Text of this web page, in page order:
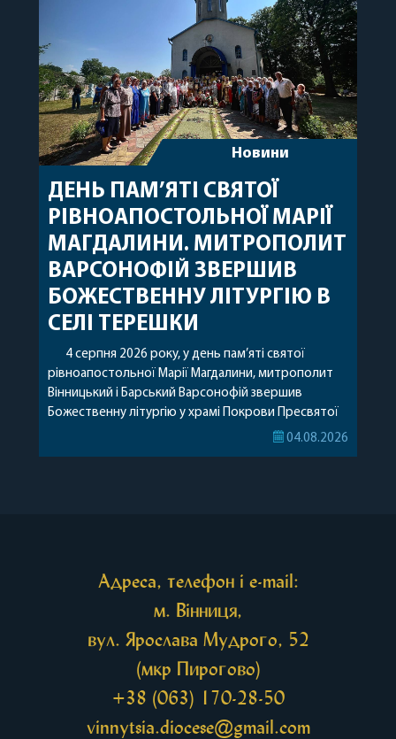
Новини
ДЕНЬ ПАМ’ЯТІ СВЯТОЇ
РІВНОАПОСТОЛЬНОЇ МАРІЇ
МАГДАЛИНИ. МИТРОПОЛИТ
ВАРСОНОФІЙ ЗВЕРШИВ
БОЖЕСТВЕННУ ЛІТУРГІЮ В
СЕЛІ ТЕРЕШКИ
4 серпня 2026 року, у день пам’яті святої
рівноапостольної Марії Магдалини, митрополит
Вінницький і Барський Варсонофій звершив
Божественну літургію у храмі Покрови Пресвятої
Богородиці села Терешки Барського благочиння.
04.08.2026
Адреса, телефон і e-mail:
м. Вінниця,
вул. Ярослава Мудрого, 52
(мкр Пирогово)
+38 (063) 170-28-50
vinnytsia.diocese@gmail.com